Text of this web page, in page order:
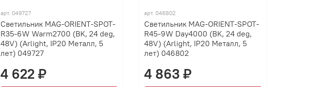
арт. 049727
Светильник MAG-ORIENT-SPOT-
R35-6W Warm2700 (BK, 24 deg,
48V) (Arlight, IP20 Металл, 5
лет) 049727
4 622 ₽
арт. 046802
Светильник MAG-ORIENT-SPOT-
R45-9W Day4000 (BK, 24 deg,
48V) (Arlight, IP20 Металл, 5
лет) 046802
4 863 ₽